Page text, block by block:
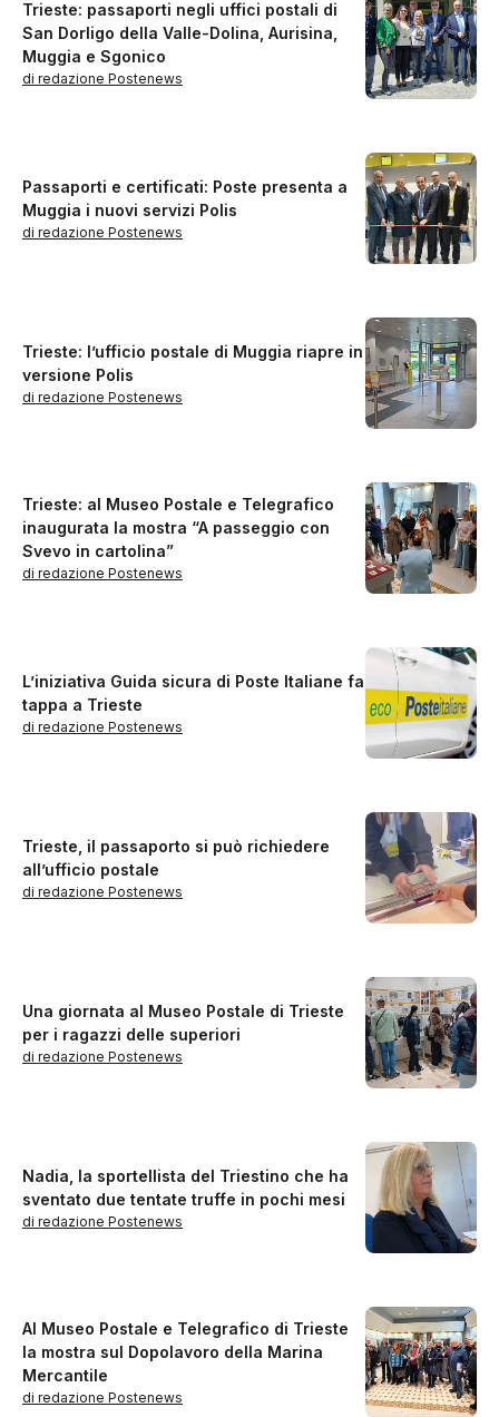
Trieste: passaporti negli uffici postali di
San Dorligo della Valle-Dolina, Aurisina,
Muggia e Sgonico
di redazione Postenews
Passaporti e certificati: Poste presenta a
Muggia i nuovi servizi Polis
di redazione Postenews
Trieste: l’ufficio postale di Muggia riapre in
versione Polis
di redazione Postenews
Trieste: al Museo Postale e Telegrafico
inaugurata la mostra “A passeggio con
Svevo in cartolina”
di redazione Postenews
L’iniziativa Guida sicura di Poste Italiane fa
tappa a Trieste
di redazione Postenews
Trieste, il passaporto si può richiedere
all’ufficio postale
di redazione Postenews
Una giornata al Museo Postale di Trieste
per i ragazzi delle superiori
di redazione Postenews
Nadia, la sportellista del Triestino che ha
sventato due tentate truffe in pochi mesi
di redazione Postenews
Al Museo Postale e Telegrafico di Trieste
la mostra sul Dopolavoro della Marina
Mercantile
di redazione Postenews